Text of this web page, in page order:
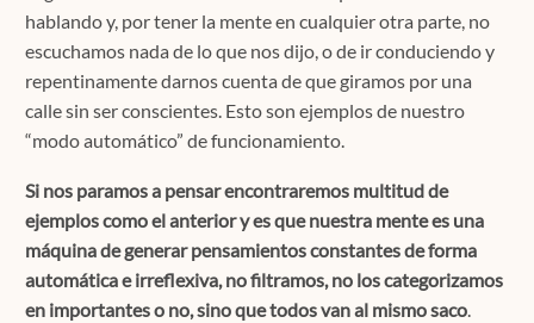
Localízanos
Solicita cita
hablando y, por tener la mente en cualquier otra parte, no
escuchamos nada de lo que nos dijo, o de ir conduciendo y
repentinamente darnos cuenta de que giramos por una
calle sin ser conscientes. Esto son ejemplos de nuestro
“modo automático” de funcionamiento.
Si nos paramos a pensar encontraremos multitud de
ejemplos como el anterior y es que nuestra mente es una
máquina de generar pensamientos constantes de forma
automática e irreflexiva, no filtramos, no los categorizamos
en importantes o no, sino que todos van al mismo saco.